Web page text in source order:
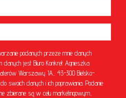
podanych przeze mnie danych
danych jest Biuro Konkret Agnieszka
Warszawy 1A, 43-300 Bielsko-
swoich danych i ich poprawiania. Podanie
zbierane są w celu marketingowym,